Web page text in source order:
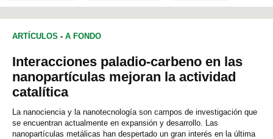
ARTÍCULOS - A FONDO
Interacciones paladio-carbeno en las
nanopartículas mejoran la actividad
catalítica
La nanociencia y la nanotecnología son campos de investigación que
se encuentran actualmente en expansión y desarrollo. Las
nanopartículas metálicas han despertado un gran interés en la última